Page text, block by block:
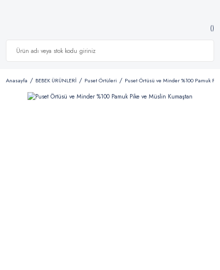
Anasayfa BEBEK ÜRÜNLERİ Puset Örtüleri Puset Örtüsü ve Minder %100 Pamuk